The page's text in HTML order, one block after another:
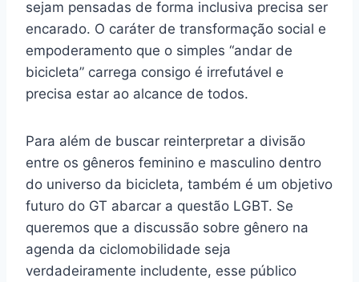
sejam pensadas de forma inclusiva precisa ser
encarado. O caráter de transformação social e
empoderamento que o simples “andar de
bicicleta” carrega consigo é irrefutável e
precisa estar ao alcance de todos.
Para além de buscar reinterpretar a divisão
entre os gêneros feminino e masculino dentro
do universo da bicicleta, também é um objetivo
futuro do GT abarcar a questão LGBT. Se
queremos que a discussão sobre gênero na
agenda da ciclomobilidade seja
verdadeiramente includente, esse público